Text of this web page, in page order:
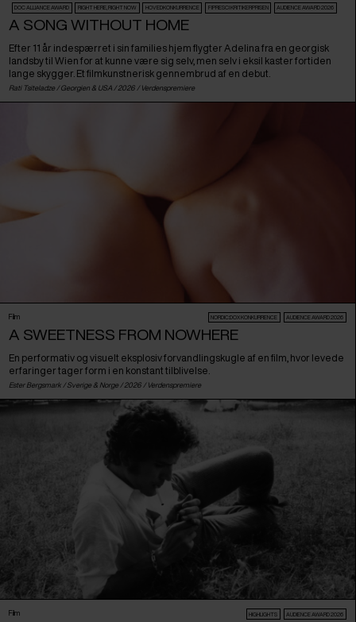
DOC ALLIANCE AWARD RIGHT HERE, RIGHT NOW HOVEDKONKURRENCE FIPRESCI KRITIKERPRISEN AUDIENCE AWARD 2026
A SONG WITHOUT HOME
Efter 11 år indespærret i sin families hjem flygter Adelina fra en georgisk
landsby til Wien for at kunne være sig selv, men selv i eksil kaster fortiden
lange skygger. Et filmkunstnerisk gennembrud af en debut.
Rati Tsiteladze / Georgien & USA / 2026 / Verdenspremiere
Film NORDIC:DOX KONKURRENCE AUDIENCE AWARD 2026
A SWEETNESS FROM NOWHERE
En performativ og visuelt eksplosiv forvandlingskugle af en film, hvor levede
erfaringer tager form i en konstant tilblivelse.
Ester Bergsmark / Sverige & Norge / 2026 / Verdenspremiere
Film HIGHLIGHTS AUDIENCE AWARD 2026